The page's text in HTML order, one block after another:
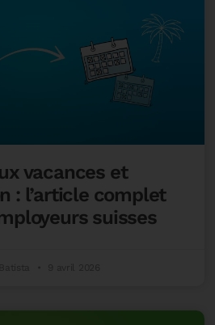
vacances et
: l’article complet
suisses